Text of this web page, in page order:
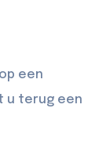
een
u terug een